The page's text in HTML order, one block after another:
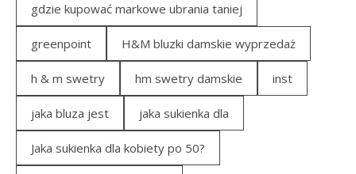
gdzie kupować markowe ubrania taniej
greenpoint H&M bluzki damskie wyprzedaż
h & m swetry hm swetry damskie inst
jaka bluza jest jaka sukienka dla
Jaka sukienka dla kobiety po 50?